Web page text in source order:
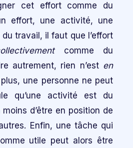
cet effort comme du
effort, une activité, une
travail, il faut que l’effort
comme du
autrement, rien n’est en
une personne ne peut
qu’une activité est du
d’être en position de
Enfin, une tâche qui
utile peut alors être